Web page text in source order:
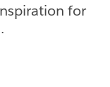
for